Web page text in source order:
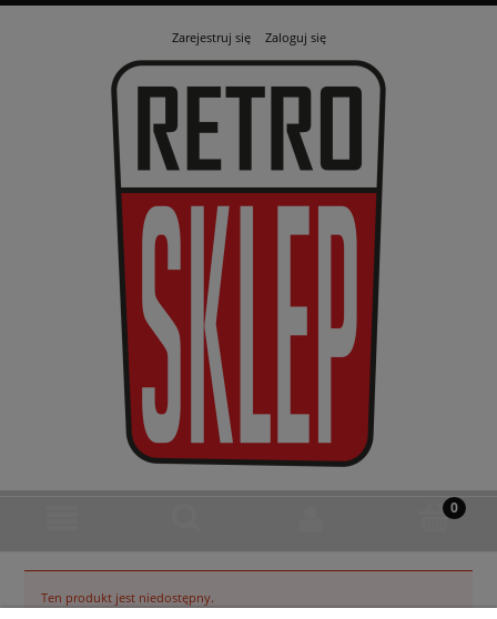
Zarejestruj się Zaloguj się
Ten produkt jest niedostępny.